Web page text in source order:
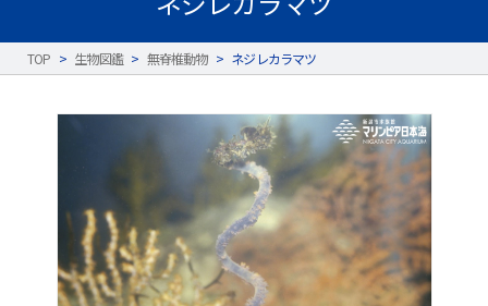
TOP > 生物図鑑 > 無脊椎動物 > ネジレカラマツ